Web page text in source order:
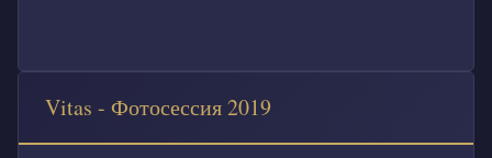
Vitas - Фотосессия 2019